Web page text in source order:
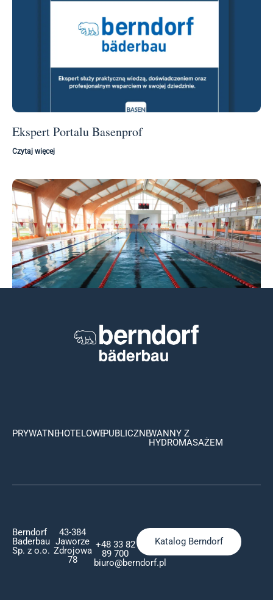
Ekspert Portalu Basenprof
Czytaj więcej
Nowy Artykuł w Builder Polska
PRYWATNEHOTELOWEPUBLICZNEWANNY Z
HYDROMASAŻEM
Berndorf
Baderbau
Sp. z o.o.
43-384
Jaworze
Zdrojowa
78
+48 33 82
89 700
biuro@berndorf.pl
Katalog Berndorf